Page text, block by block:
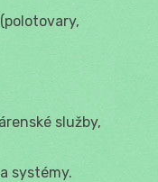
služby,
systémy.